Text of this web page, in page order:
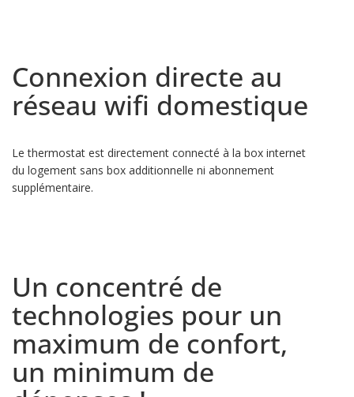
Connexion directe au
réseau wifi domestique
Le thermostat est directement connecté à la box internet
du logement sans box additionnelle ni abonnement
supplémentaire.
Un concentré de
technologies pour un
maximum de confort,
un minimum de